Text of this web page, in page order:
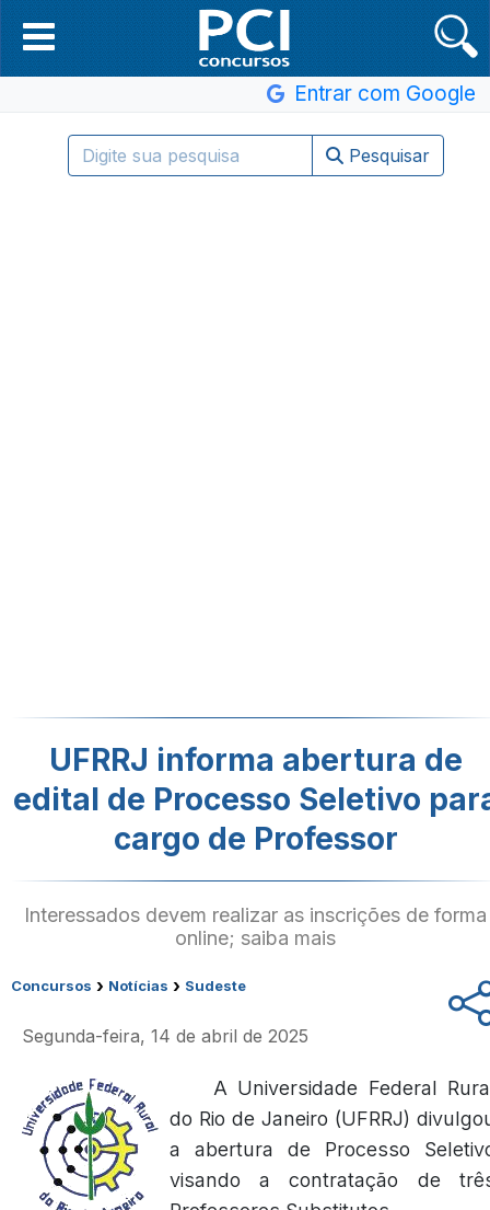
Entrar com Google
Pesquisar
UFRRJ informa abertura de
edital de Processo Seletivo
cargo de Professor
Interessados devem realizar as inscrições de forma
online; saiba mais
Concursos › Notícias › Sudeste
Segunda-feira, 14 de abril de 2025
A Universidade Federal
do Rio de Janeiro (UFRRJ)
a abertura de Processo
visando a contratação de